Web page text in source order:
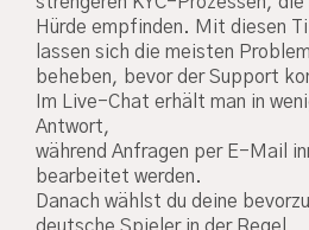
Hürde empfinden. Mit diesen
lassen sich die meisten
beheben, bevor der Support
Im Live-Chat erhält man in
Antwort,
während Anfragen per E-Mail
bearbeitet werden.
Danach wählst du deine
deutsche Spieler in der Regel